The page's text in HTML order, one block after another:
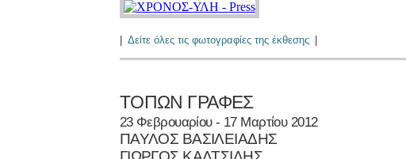
Δείτε όλες τις φωτογραφίες της έκθεσης
ΤΟΠΩΝ ΓΡΑΦΕΣ
23 Φεβρουαρίου - 17 Μαρτίου 2012
ΠΑΥΛΟΣ ΒΑΣΙΛΕΙΑΔΗΣ